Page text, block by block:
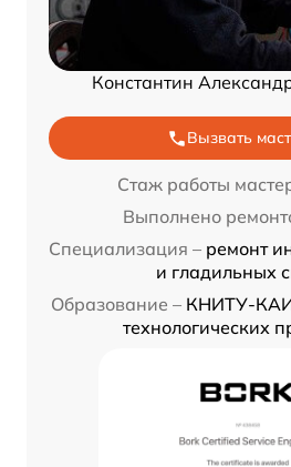
Константин
Вызвать
Стаж работы
Выполнено
Специализация – ремонт
и гладильных
Образование – КНИТУ-
технологических